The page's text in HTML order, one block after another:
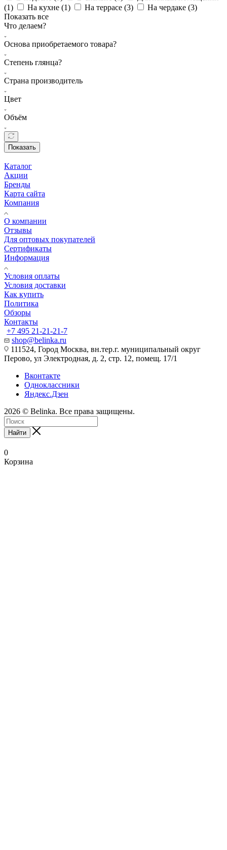
(1) На кухне (1) На террасе (3) На чердаке (3)
Показать все
Что делаем?
Основа приобретаемого товара?
Степень глянца?
Страна производитель
Цвет
Объём
Показать
Каталог
Акции
Бренды
Карта сайта
Компания
О компании
Отзывы
Для оптовых покупателей
Сертификаты
Информация
Условия оплаты
Условия доставки
Как купить
Политика
Обзоры
Контакты
+7 495 21-21-21-7
shop@belinka.ru
111524, Город Москва, вн.тер.г. муниципальный округ
Перово, ул Электродная, д. 2, стр. 12, помещ. 17/1
Вконтакте
Одноклассники
Яндекс.Дзен
2026 © Belinka. Все права защищены.
Найти
0
Корзина